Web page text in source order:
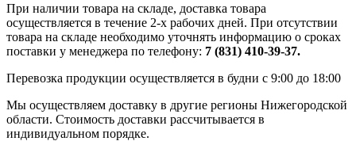
При наличии товара на складе, доставка товара
осуществляется в течение 2-х рабочих дней. При отсутствии
товара на складе необходимо уточнять информацию о сроках
поставки у менеджера по телефону: 7 (831) 410-39-37.
Перевозка продукции осуществляется в будни с 9:00 до 18:00
Мы осуществляем доставку в другие регионы Нижегородской
области. Стоимость доставки рассчитывается в
индивидуальном порядке.